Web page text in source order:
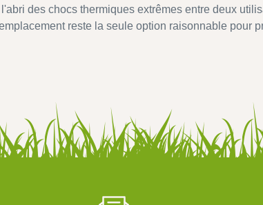
des chocs thermiques extrêmes entre deux
reste la seule option raisonnable pour